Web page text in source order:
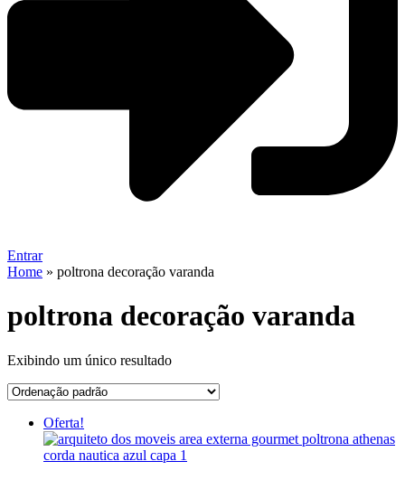
Entrar
Home » poltrona decoração varanda
poltrona decoração varanda
Exibindo um único resultado
Oferta!